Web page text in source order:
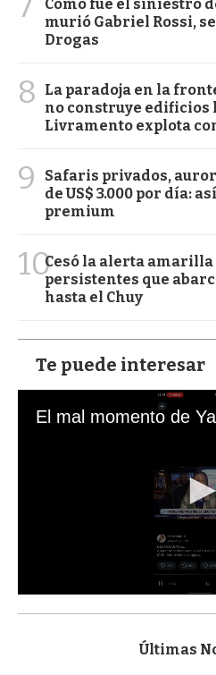
Cómo fue el siniestro
murió Gabriel Rossi,
Drogas
8
La paradoja en la
no construye edificios
Livramento explota
9
Safaris privados,
de US$ 3.000 por día:
premium
10Cesó la alerta
persistentes que
hasta el Chuy
Te puede interesar
s
Últimas